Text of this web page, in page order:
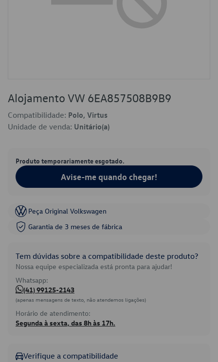
Alojamento VW 6EA857508B9B9
Compatibilidade: Polo, Virtus
Unidade de venda: Unitário(a)
Produto temporariamente esgotado.
Avise-me quando chegar!
Peça Original Volkswagen
Garantia de 3 meses de fábrica
Tem dúvidas sobre a compatibilidade deste produto?
Nossa equipe especializada está pronta para ajudar!
Whatsapp:
(41) 99125-2143
(apenas mensagens de texto, não atendemos ligações)
Horário de atendimento:
Segunda à sexta, das 8h às 17h.
Verifique a compatibilidade